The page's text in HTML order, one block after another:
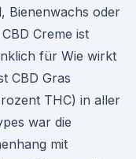
Bienenwachs oder
Creme ist
für Wie wirkt
CBD Gras
THC) in aller
war die
mit